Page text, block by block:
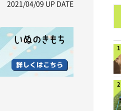
2021/04/09 UP DATE